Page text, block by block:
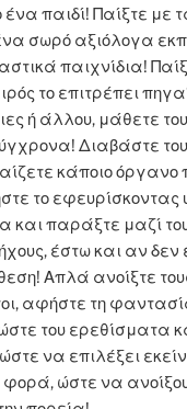
παιδί! Παίξτε με
σωρό αξιόλογα
παιχνίδια!
το επιτρέπει
ή άλλου, μάθετε
Διαβάστε
κάποιο όργανο
το εφευρίσκοντας
και παράξτε μαζί
έστω και αν
Απλά ανοίξτε
αφήστε τη
του ερεθίσματα
να επιλέξει
ώστε να